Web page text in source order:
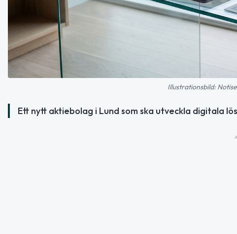
Illustrationsbild:
Ett nytt aktiebolag i Lund som ska utveckla digitala